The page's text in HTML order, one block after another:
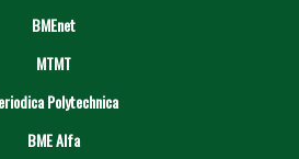
BMEnet
MTMT
Polytechnica
BME Alfa